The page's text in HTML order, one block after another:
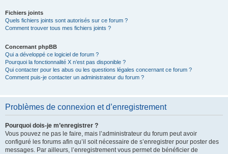
Fichiers joints
Quels fichiers joints sont autorisés sur ce forum ?
Comment trouver tous mes fichiers joints ?
Concernant phpBB
Qui a développé ce logiciel de forum ?
Pourquoi la fonctionnalité X n’est pas disponible ?
Qui contacter pour les abus ou les questions légales concernant ce forum ?
Comment puis-je contacter un administrateur du forum ?
Problèmes de connexion et d’enregistrement
Pourquoi dois-je m’enregistrer ?
Vous pouvez ne pas le faire, mais l’administrateur du forum peut avoir
configuré les forums afin qu’il soit nécessaire de s’enregistrer pour poster des
messages. Par ailleurs, l’enregistrement vous permet de bénéficier de